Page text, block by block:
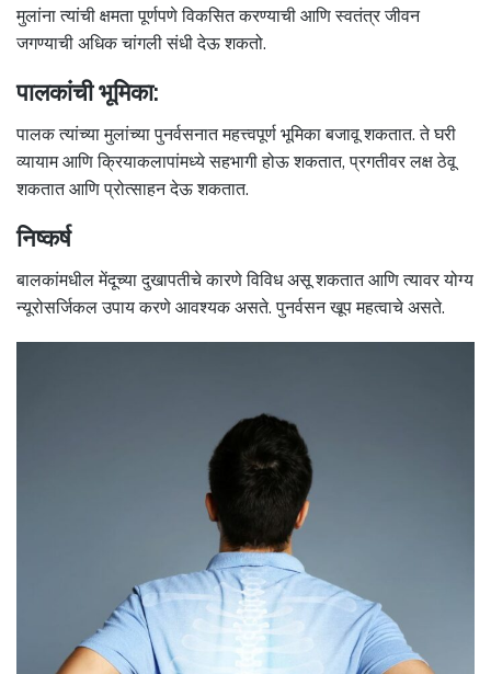
मुलांना त्यांची क्षमता पूर्णपणे विकसित करण्याची आणि स्वतंत्र जीवन
जगण्याची अधिक चांगली संधी देऊ शकतो.
पालकांची भूमिका:
पालक त्यांच्या मुलांच्या पुनर्वसनात महत्त्वपूर्ण भूमिका बजावू शकतात. ते घरी
व्यायाम आणि क्रियाकलापांमध्ये सहभागी होऊ शकतात, प्रगतीवर लक्ष ठेवू
शकतात आणि प्रोत्साहन देऊ शकतात.
निष्कर्ष
बालकांमधील मेंदूच्या दुखापतीचे कारणे विविध असू शकतात आणि त्यावर योग्य
न्यूरोसर्जिकल उपाय करणे आवश्यक असते. पुनर्वसन खूप महत्वाचे असते.